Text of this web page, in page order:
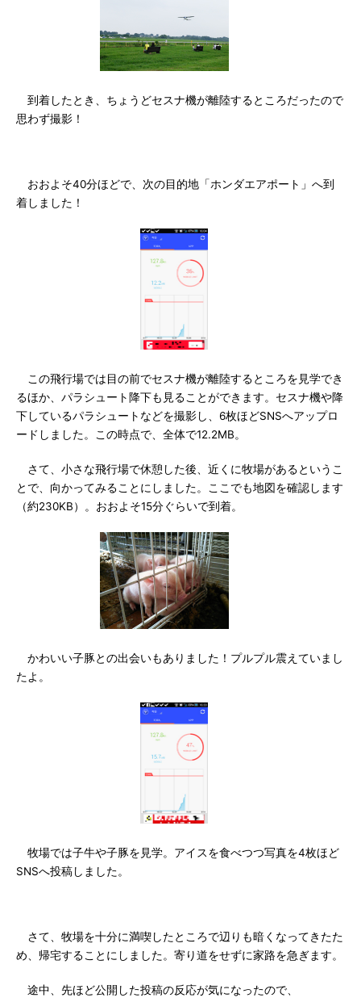
到着したとき、ちょうどセスナ機が離陸するところだったので
思わず撮影！
おおよそ40分ほどで、次の目的地「ホンダエアポート」へ到
着しました！
この飛行場では目の前でセスナ機が離陸するところを見学でき
るほか、パラシュート降下も見ることができます。セスナ機や降
下しているパラシュートなどを撮影し、6枚ほどSNSへアップロ
ードしました。この時点で、全体で12.2MB。
さて、小さな飛行場で休憩した後、近くに牧場があるというこ
とで、向かってみることにしました。ここでも地図を確認します
（約230KB）。おおよそ15分ぐらいで到着。
かわいい子豚との出会いもありました！プルプル震えていまし
たよ。
牧場では子牛や子豚を見学。アイスを食べつつ写真を4枚ほど
SNSへ投稿しました。
さて、牧場を十分に満喫したところで辺りも暗くなってきたた
め、帰宅することにしました。寄り道をせずに家路を急ぎます。
途中、先ほど公開した投稿の反応が気になったので、